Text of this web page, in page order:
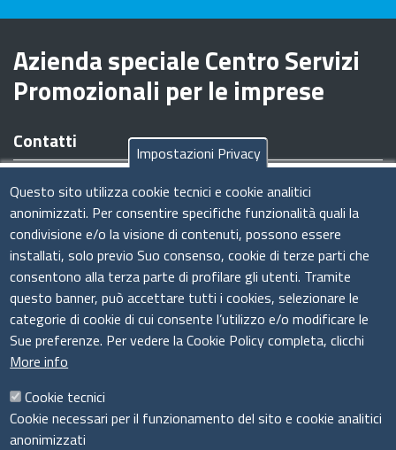
Azienda speciale Centro Servizi
Promozionali per le imprese
Contatti
Cagliari (CA)
Tel:070.34961
Codice Fiscale e Partita IVA:03011440926
E-Mail:amministrazione@csimprese.it
Pec: amministrazione@pec.csimprese.it
Sito web: www.csimprese.it
Seguici su
Impostazioni Privacy
Questo sito utilizza cookie tecnici e cookie analitici
anonimizzati. Per consentire specifiche funzionalità quali la
condivisione e/o la visione di contenuti, possono essere
installati, solo previo Suo consenso, cookie di terze parti che
consentono alla terza parte di profilare gli utenti. Tramite
questo banner, può accettare tutti i cookies, selezionare le
categorie di cookie di cui consente l’utilizzo e/o modificare le
Sue preferenze. Per vedere la Cookie Policy completa, clicchi
More info
Cookie tecnici
Cookie necessari per il funzionamento del sito e cookie analitici
anonimizzati